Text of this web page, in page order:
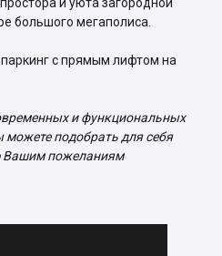
и уюта загородной
большого мегаполиса.
с прямым лифтом на
и функциональных
подобрать для себя
Вашим пожеланиям